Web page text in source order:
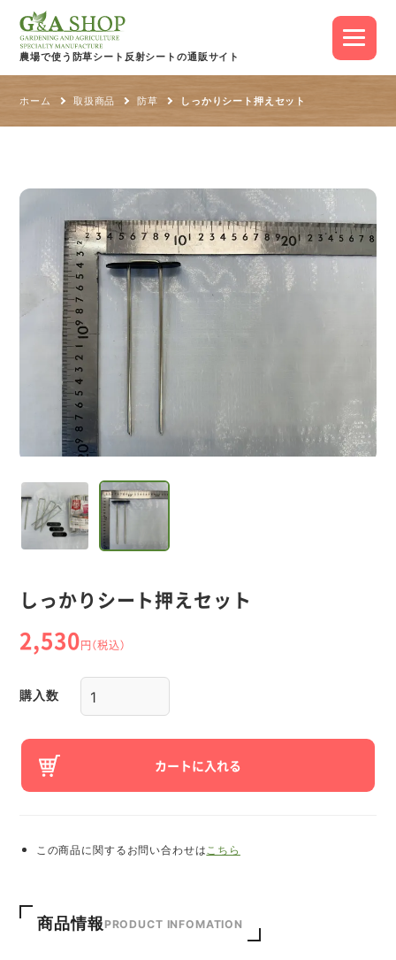
農場で使う防草シート 反射シートの通販サイト
ホーム 取扱商品 防草 しっかりシート押えセット
しっかりシート押えセット
2,530円（税込）
購入数
この商品に関するお問い合わせはこちら
商品情報PRODUCT INFOMATION